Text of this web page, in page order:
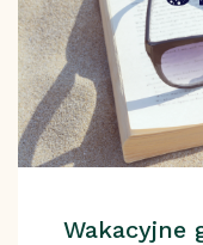
Wakacyjne